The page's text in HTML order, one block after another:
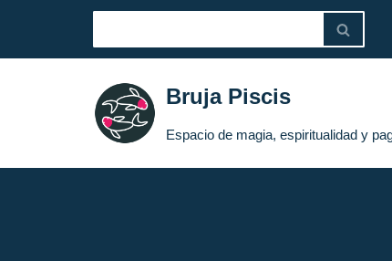
Saltar
Bruja Piscis
Espacio de magia, espiritualidad y